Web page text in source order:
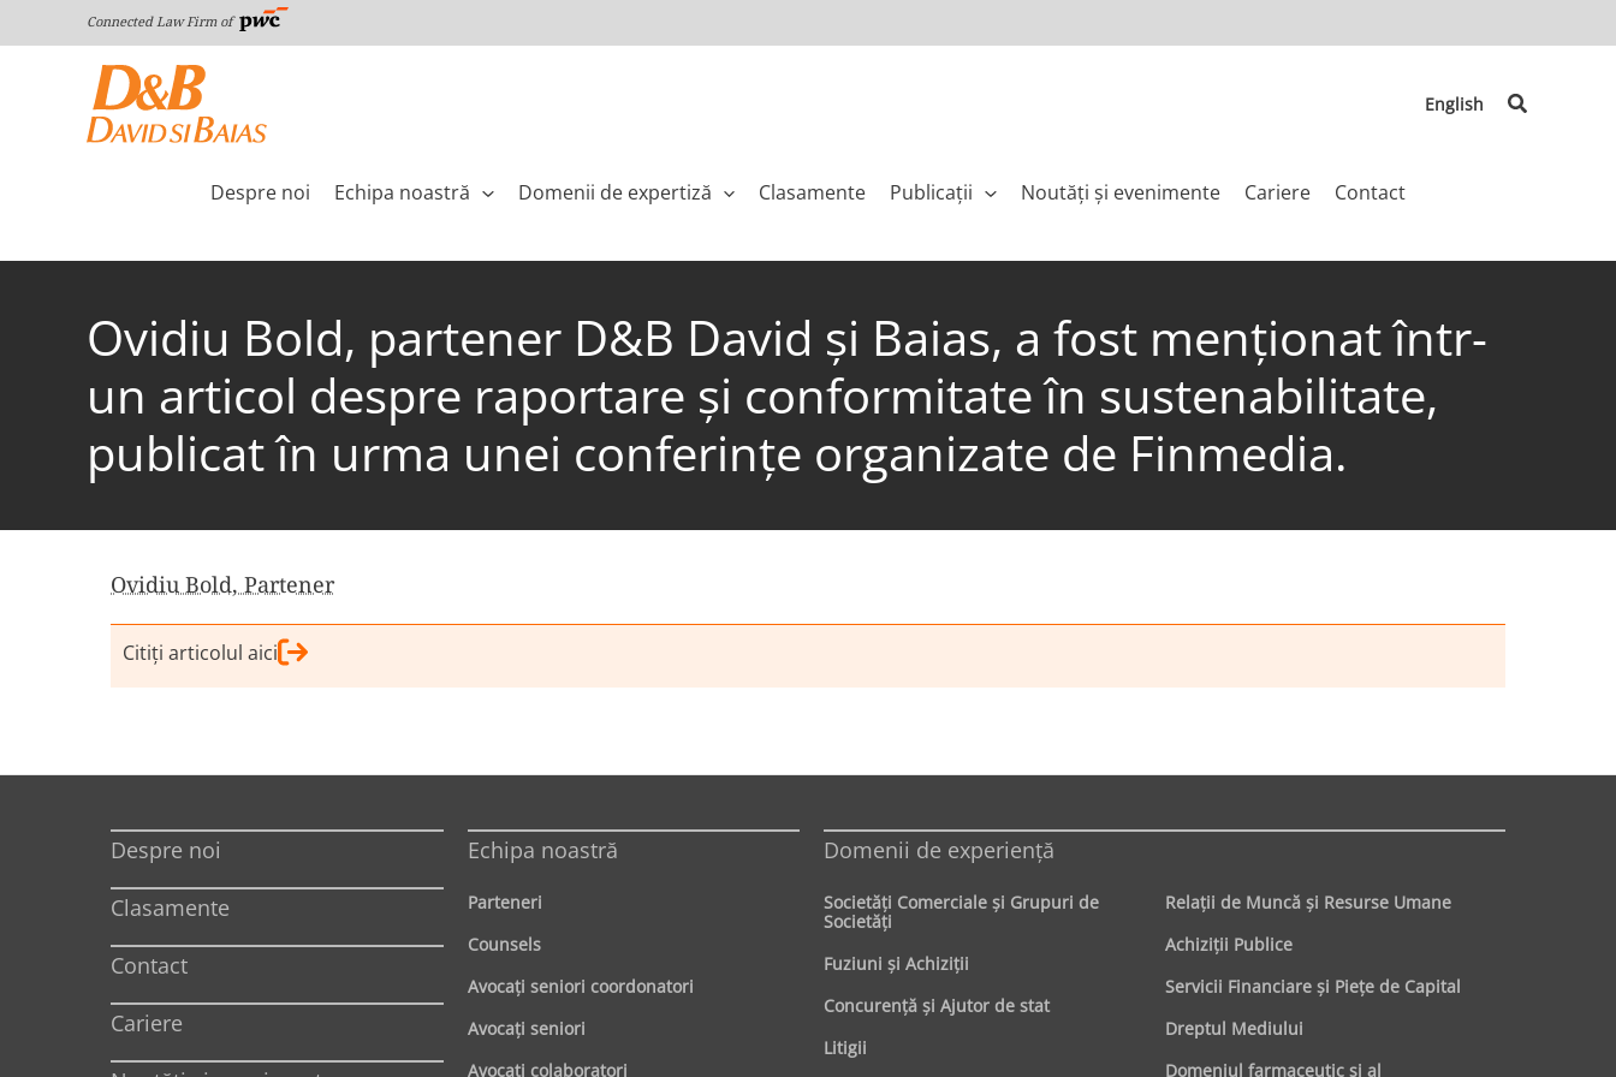
to
Connected Law Firm of
English Search
Despre noi Echipa noastră Domenii de expertiză Clasamente Publicaţii Noutăți și evenimente Cariere Contact
Ovidiu Bold, partener D&B David și Baias, a fost menționat într-
un articol despre raportare și conformitate în sustenabilitate,
publicat în urma unei conferințe organizate de Finmedia.
Ovidiu Bold, Partener
Citiţi articolul aici
Despre noi
Clasamente
Contact
Cariere
Echipa noastră
Parteneri
Counsels
Avocaţi seniori coordonatori
Avocaţi seniori
Avocaţi colaboratori
Domenii de experienţă
Societăţi Comerciale şi Grupuri de
Societăţi
Fuziuni şi Achiziţii
Concurenţă şi Ajutor de stat
Litigii
Relaţii de Muncă şi Resurse Umane
Achiziţii Publice
Servicii Financiare şi Pieţe de Capital
Dreptul Mediului
Domeniul farmaceutic și al